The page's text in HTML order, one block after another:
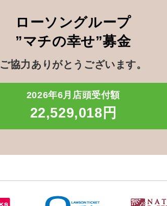
ローソングループ
”マチの幸せ”募金
ご協力ありがとうございます。
2026年6月店頭受付額
22,529,018円